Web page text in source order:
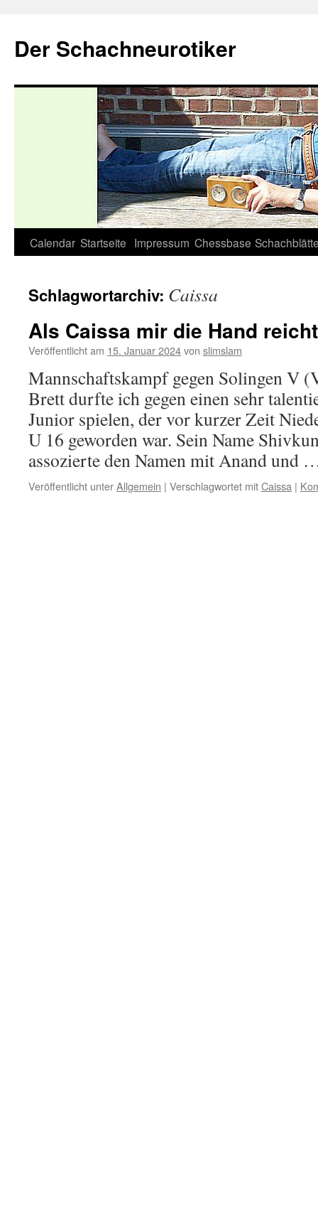
springen
Der Schachneurotiker
Calendar Startseite Impressum Chessbase
Schlagwortarchiv: Caissa
Als Caissa mir die Hand
Veröffentlicht am 15. Januar 2024von slimslam
Mannschaftskampf gegen Solingen V
Brett durfte ich gegen einen sehr
Junior spielen, der vor kurzer Zeit
U 16 geworden war. Sein Name
assozierte den Namen mit Anand und
Veröffentlicht unterAllgemein | Verschlagwortet mitCaissa |